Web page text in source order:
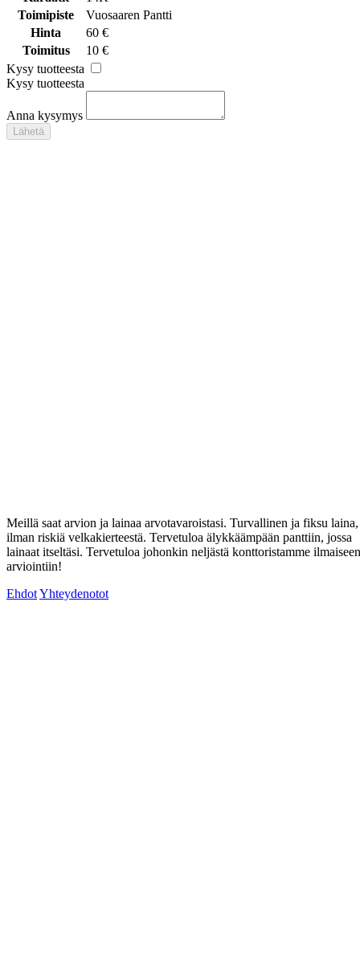
Toimipiste
Vuosaaren Pantti
Hinta
60 €
Toimitus
10 €
Kysy tuotteesta
Kysy tuotteesta
Anna kysymys
Lähetä
Meillä saat arvion ja lainaa arvotavaroistasi. Turvallinen ja fiksu laina,
ilman riskiä velkakierteestä. Tervetuloa älykkäämpään panttiin, jossa
lainaat itseltäsi. Tervetuloa johonkin neljästä konttoristamme ilmaiseen
arviointiin!
EhdotYhteydenotot